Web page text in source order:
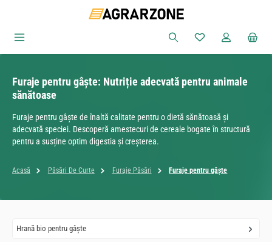
Sari la conținutul principal
Aveți 0 articole
Furaje pentru gâște: Nutriție adecvată pentru animale
sănătoase
Furaje pentru gâște de înaltă calitate pentru o dietă sănătoasă și
adecvată speciei. Descoperă amestecuri de cereale bogate în structură
pentru a susține optim digestia și creșterea.
Acasă Păsări De Curte Furaje Păsări Furaje pentru gâște
Hrană bio pentru gâște